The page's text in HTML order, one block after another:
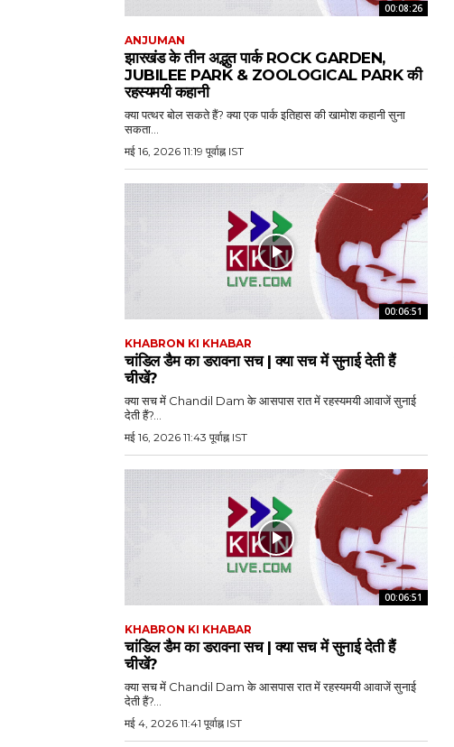
00:08:26
ANJUMAN
झारखंड के तीन अद्भुत पार्क ROCK GARDEN,
JUBILEE PARK & ZOOLOGICAL PARK की
रहस्यमयी कहानी
क्या पत्थर बोल सकते हैं? क्या एक पार्क इतिहास की खामोश कहानी सुना
सकता...
मई 16, 2026 11:19 पूर्वाह्न IST
00:06:51
KHABRON KI KHABAR
चांडिल डैम का डरावना सच | क्या सच में सुनाई देती हैं
चीखें?
क्या सच में Chandil Dam के आसपास रात में रहस्यमयी आवाजें सुनाई
देती हैं?...
मई 16, 2026 11:43 पूर्वाह्न IST
00:06:51
KHABRON KI KHABAR
चांडिल डैम का डरावना सच | क्या सच में सुनाई देती हैं
चीखें?
क्या सच में Chandil Dam के आसपास रात में रहस्यमयी आवाजें सुनाई
देती हैं?...
मई 4, 2026 11:41 पूर्वाह्न IST